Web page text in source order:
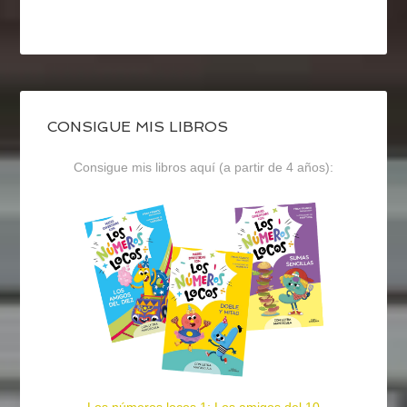
CONSIGUE MIS LIBROS
Consigue mis libros aquí (a partir de 4 años):